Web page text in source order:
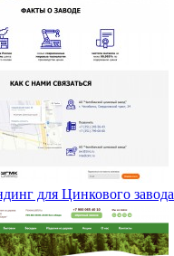
для Цинкового завода